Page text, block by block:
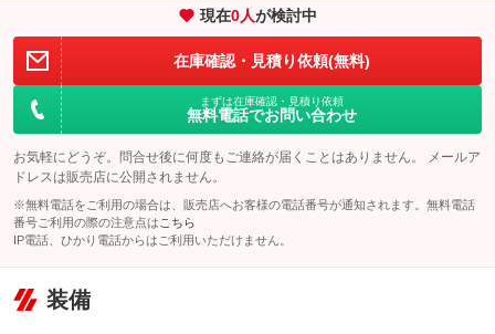
現在0人が検討中
在庫確認・見積り依頼(無料)
まずは在庫確認・見積り依頼
無料電話でお問い合わせ
お気軽にどうぞ。問合せ後に何度もご連絡が届くことはありません。 メールア
ドレスは販売店に公開されません。
※無料電話をご利用の場合は、販売店へお客様の電話番号が通知されます。無料電話
番号ご利用の際の注意点は こちら
IP電話、ひかり電話からはご利用いただけません。
装備